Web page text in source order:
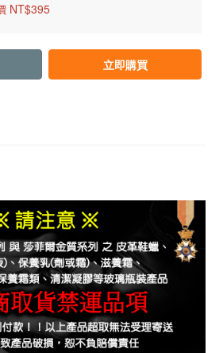
NT$395
立即購買